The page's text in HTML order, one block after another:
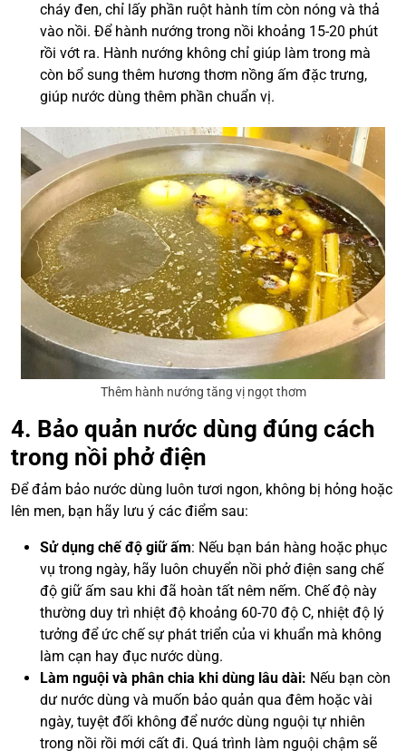
cháy đen, chỉ lấy phần ruột hành tím còn nóng và thả
vào nồi. Để hành nướng trong nồi khoảng 15-20 phút
rồi vớt ra. Hành nướng không chỉ giúp làm trong mà
còn bổ sung thêm hương thơm nồng ấm đặc trưng,
giúp nước dùng thêm phần chuẩn vị.
Thêm hành nướng tăng vị ngọt thơm
4. Bảo quản nước dùng đúng cách
trong nồi phở điện
Để đảm bảo nước dùng luôn tươi ngon, không bị hỏng hoặc
lên men, bạn hãy lưu ý các điểm sau:
Sử dụng chế độ giữ ấm: Nếu bạn bán hàng hoặc phục
vụ trong ngày, hãy luôn chuyển nồi phở điện sang chế
độ giữ ấm sau khi đã hoàn tất nêm nếm. Chế độ này
thường duy trì nhiệt độ khoảng 60-70 độ C, nhiệt độ lý
tưởng để ức chế sự phát triển của vi khuẩn mà không
làm cạn hay đục nước dùng.
Làm nguội và phân chia khi dùng lâu dài: Nếu bạn còn
dư nước dùng và muốn bảo quản qua đêm hoặc vài
ngày, tuyệt đối không để nước dùng nguội tự nhiên
trong nồi rồi mới cất đi. Quá trình làm nguội chậm sẽ